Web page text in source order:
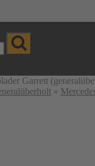
Garrett
»